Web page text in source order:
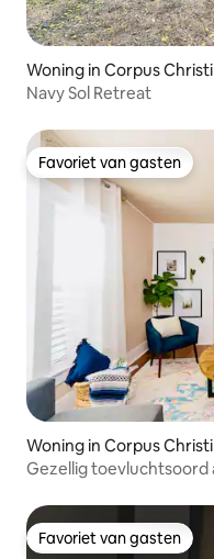
Woning in Corpus Christi
Navy Sol Retreat
Favoriet van gasten
Favoriet van gasten
Woning in Corpus Christi
Gezellig toevluchtsoord
Favoriet van gasten
Favoriet van gasten